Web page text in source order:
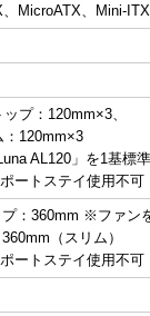
MicroATX、Mini-ITX
プ：120mm×3、
：120mm×3
AL120」を1基標
ートステイ使用不可
：360mm ※ファン
（スリム）
ートステイ使用不可